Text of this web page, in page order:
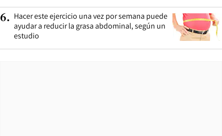
6. Hacer este ejercicio una vez por semana puede
ayudar a reducir la grasa abdominal, según un
estudio